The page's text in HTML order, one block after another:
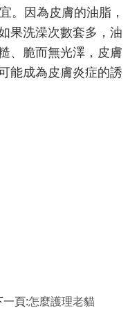
。因為皮膚的油脂，
果洗澡次數套多，油
、脆而無光澤，皮膚
能成為皮膚炎症的誘
一頁:怎麼護理老貓